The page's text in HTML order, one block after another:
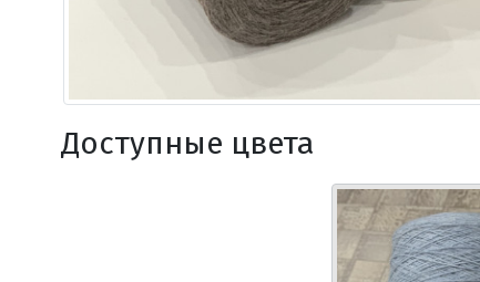
Доступные цвета